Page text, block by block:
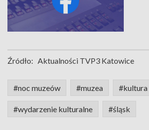
Źródło: Aktualności TVP3 Katowice
#noc muzeów #muzea #kultura
#wydarzenie kulturalne #śląsk